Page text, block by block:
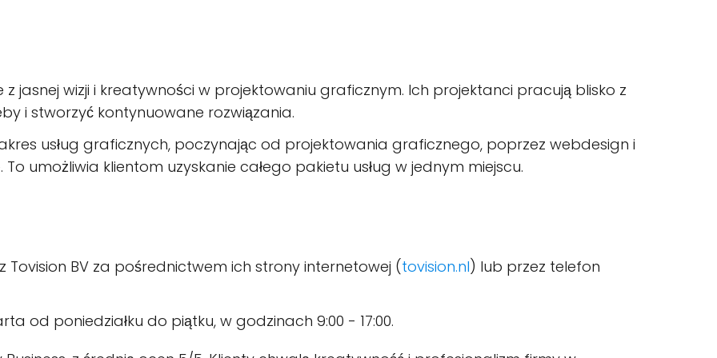
z jasnej wizji i kreatywności w projektowaniu graficznym. Ich projektanci pracują blisko z
i stworzyć kontynuowane rozwiązania.
usług graficznych, poczynając od projektowania graficznego, poprzez webdesign i
umożliwia klientom uzyskanie całego pakietu usług w jednym miejscu.
Tovision BV za pośrednictwem ich strony internetowej (tovision.nl) lub przez telefon
od poniedziałku do piątku, w godzinach 9:00 - 17:00.